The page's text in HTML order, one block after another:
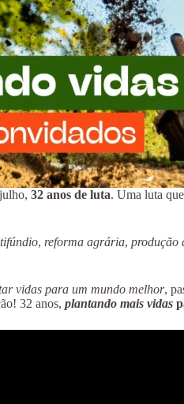
32 anos de luta. Uma luta
, reforma agrária, produção
vidas para um mundo melhor,
32 anos, plantando mais vidas